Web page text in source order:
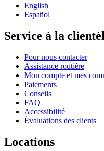
English
Español
Service à la
Pour nous contacter
Assistance routière
Mon compte et mes
Paiements
Conseils
FAQ
Accessibilité
Évaluations des clients
Locations